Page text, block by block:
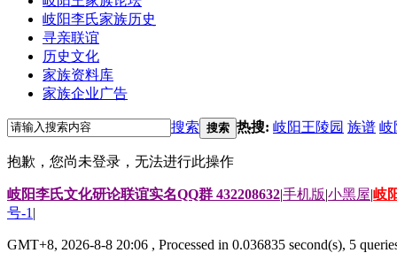
岐阳李氏家族历史
寻亲联谊
历史文化
家族资料库
家族企业广告
搜索 搜索 热搜: 岐阳王陵园 族谱 岐
抱歉，您尚未登录，无法进行此操作
岐阳李氏文化研论联谊实名QQ群 432208632|手机版|小黑屋|岐
号-1 |
GMT+8, 2026-8-8 20:06 , Processed in 0.036835 second(s), 5